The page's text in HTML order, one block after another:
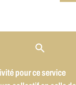
pour ce service